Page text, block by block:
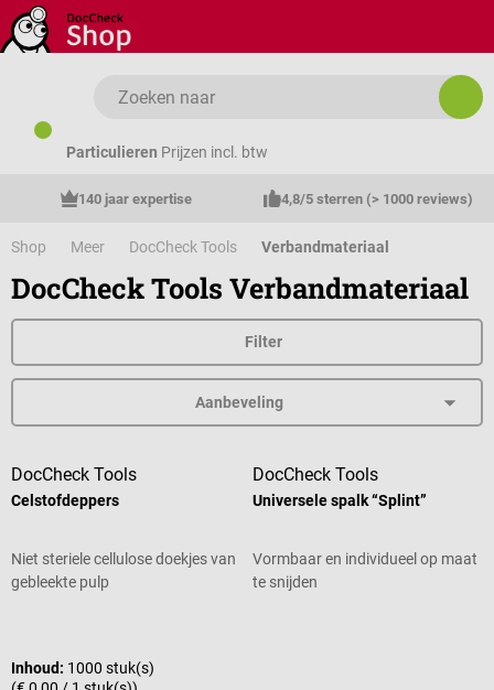
Ga naar de hoofdinhoud
Particulieren Prijzen incl. btw
140 jaar expertise 4,8/5 sterren (> 1000 reviews)
Shop Meer DocCheck Tools Verbandmateriaal
DocCheck Tools Verbandmateriaal
Filter
DocCheck Tools
Celstofdeppers
Niet steriele cellulose doekjes van
gebleekte pulp
Inhoud: 1000 stuk(s)
DocCheck Tools
Universele spalk “Splint”
Vormbaar en individueel op maat
te snijden